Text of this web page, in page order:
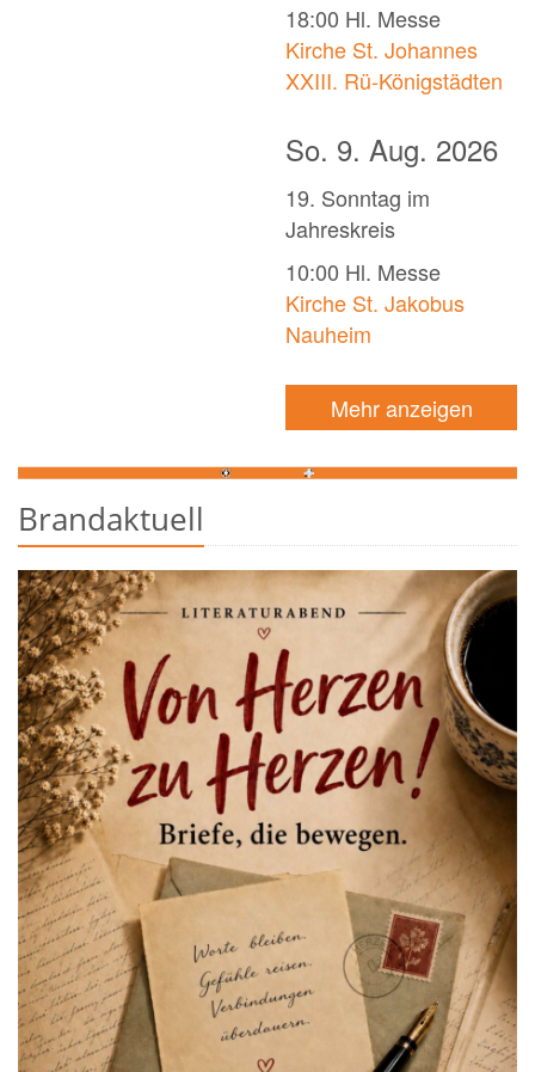
18:00 Hl. Messe
Kirche St. Johannes
XXIII. Rü-Königstädten
So. 9. Aug. 2026
19. Sonntag im
Jahreskreis
10:00 Hl. Messe
Kirche St. Jakobus
Nauheim
Mehr anzeigen
Brandaktuell